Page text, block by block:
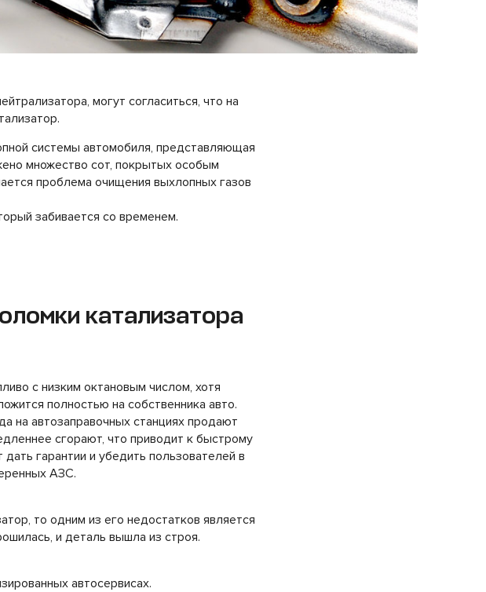
могут согласиться, что на
системы автомобиля, представляющая
множество сот, покрытых особым
проблема очищения выхлопных газов
забивается со временем.
катализатора
с низким октановым числом, хотя
полностью на собственника авто.
на автозаправочных станциях продают
сгорают, что приводит к быстрому
гарантии и убедить пользователей в
АЗС.
то одним из его недостатков является
и деталь вышла из строя.
автосервисах.